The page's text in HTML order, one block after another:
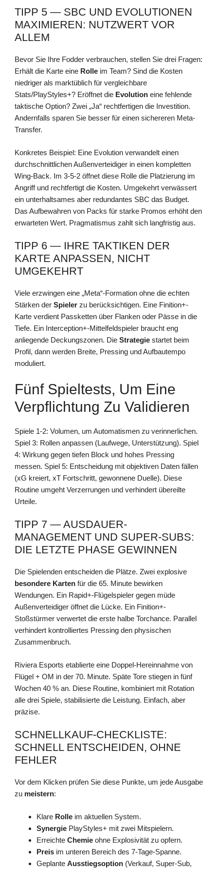
TIPP 5 — SBC UND EVOLUTIONEN
MAXIMIEREN: NUTZWERT VOR
ALLEM
Bevor Sie Ihre Fodder verbrauchen, stellen Sie drei Fragen:
Erhält die Karte eine Rolle im Team? Sind die Kosten
niedriger als marktüblich für vergleichbare
Stats/PlayStyles+? Eröffnet die Evolution eine fehlende
taktische Option? Zwei „Ja“ rechtfertigen die Investition.
Andernfalls sparen Sie besser für einen sichereren Meta-
Transfer.
Konkretes Beispiel: Eine Evolution verwandelt einen
durchschnittlichen Außenverteidiger in einen kompletten
Wing-Back. Im 3-5-2 öffnet diese Rolle die Platzierung im
Angriff und rechtfertigt die Kosten. Umgekehrt verwässert
ein unterhaltsames aber redundantes SBC das Budget.
Das Aufbewahren von Packs für starke Promos erhöht den
erwarteten Wert. Pragmatismus zahlt sich langfristig aus.
TIPP 6 — IHRE TAKTIKEN DER
KARTE ANPASSEN, NICHT
UMGEKEHRT
Viele erzwingen eine „Meta“-Formation ohne die echten
Stärken der Spieler zu berücksichtigen. Eine Finition+-
Karte verdient Passketten über Flanken oder Pässe in die
Tiefe. Ein Interception+-Mittelfeldspieler braucht eng
anliegende Deckungszonen. Die Strategie startet beim
Profil, dann werden Breite, Pressing und Aufbautempo
moduliert.
Fünf Spieltests, Um Eine
Verpflichtung Zu Validieren
Spiele 1-2: Volumen, um Automatismen zu verinnerlichen.
Spiel 3: Rollen anpassen (Laufwege, Unterstützung). Spiel
4: Wirkung gegen tiefen Block und hohes Pressing
messen. Spiel 5: Entscheidung mit objektiven Daten fällen
(xG kreiert, xT Fortschritt, gewonnene Duelle). Diese
Routine umgeht Verzerrungen und verhindert übereilte
Urteile.
TIPP 7 — AUSDAUER-
MANAGEMENT UND SUPER-SUBS:
DIE LETZTE PHASE GEWINNEN
Die Spielenden entscheiden die Plätze. Zwei explosive
besondere Karten für die 65. Minute bewirken
Wendungen. Ein Rapid+-Flügelspieler gegen müde
Außenverteidiger öffnet die Lücke. Ein Finition+-
Stoßstürmer verwertet die erste halbe Torchance. Parallel
verhindert kontrolliertes Pressing den physischen
Zusammenbruch.
Riviera Esports etablierte eine Doppel-Hereinnahme von
Flügel + OM in der 70. Minute. Späte Tore stiegen in fünf
Wochen 40 % an. Diese Routine, kombiniert mit Rotation
alle drei Spiele, stabilisierte die Leistung. Einfach, aber
präzise.
SCHNELLKAUF-CHECKLISTE:
SCHNELL ENTSCHEIDEN, OHNE
FEHLER
Vor dem Klicken prüfen Sie diese Punkte, um jede Ausgabe
zu meistern:
Klare Rolle im aktuellen System.
Synergie PlayStyles+ mit zwei Mitspielern.
Erreichte Chemie ohne Explosivität zu opfern.
Preis im unteren Bereich des 7-Tage-Spanne.
Geplante Ausstiegsoption (Verkauf, Super-Sub,